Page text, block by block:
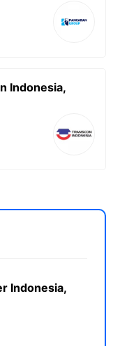
Indonesia,
Indonesia,